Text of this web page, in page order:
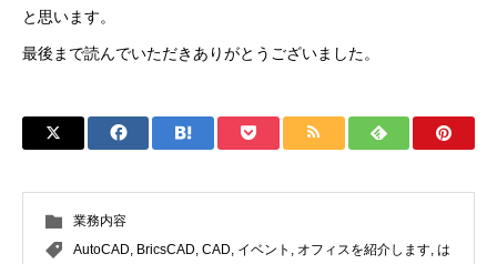
と思います。
最後まで読んでいただきありがとうございました。
業務内容
AutoCAD, BricsCAD, CAD, イベント , オフィスを紹介します, は